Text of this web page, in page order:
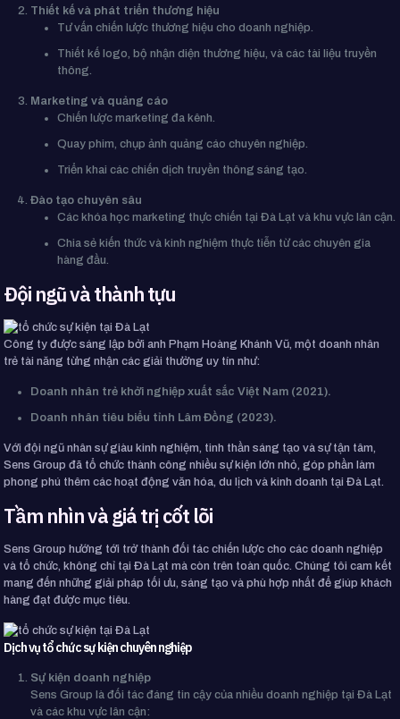
Thiết kế và phát triển thương hiệu
Tư vấn chiến lược thương hiệu cho doanh nghiệp.
Thiết kế logo, bộ nhận diện thương hiệu, và các tài liệu truyền
thông.
Marketing và quảng cáo
Chiến lược marketing đa kênh.
Quay phim, chụp ảnh quảng cáo chuyên nghiệp.
Triển khai các chiến dịch truyền thông sáng tạo.
Đào tạo chuyên sâu
Các khóa học marketing thực chiến tại Đà Lạt và khu vực lân cận.
Chia sẻ kiến thức và kinh nghiệm thực tiễn từ các chuyên gia
hàng đầu.
Đội ngũ và thành tựu
Công ty được sáng lập bởi anh Phạm Hoàng Khánh Vũ, một doanh nhân
trẻ tài năng từng nhận các giải thưởng uy tín như:
Doanh nhân trẻ khởi nghiệp xuất sắc Việt Nam (2021).
Doanh nhân tiêu biểu tỉnh Lâm Đồng (2023).
Với đội ngũ nhân sự giàu kinh nghiệm, tinh thần sáng tạo và sự tận tâm,
Sens Group đã tổ chức thành công nhiều sự kiện lớn nhỏ, góp phần làm
phong phú thêm các hoạt động văn hóa, du lịch và kinh doanh tại Đà Lạt.
Tầm nhìn và giá trị cốt lõi
Sens Group hướng tới trở thành đối tác chiến lược cho các doanh nghiệp
và tổ chức, không chỉ tại Đà Lạt mà còn trên toàn quốc. Chúng tôi cam kết
mang đến những giải pháp tối ưu, sáng tạo và phù hợp nhất để giúp khách
hàng đạt được mục tiêu.
Dịch vụ tổ chức sự kiện chuyên nghiệp
Sự kiện doanh nghiệp
Sens Group là đối tác đáng tin cậy của nhiều doanh nghiệp tại Đà Lạt
và các khu vực lân cận: